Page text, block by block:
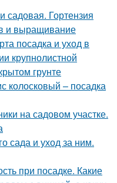
садовая. Гортензия
и выращивание
посадка и уход в
крупнолистной
грунте
колосковый – посадка
на садовом участке.
сада и уход за ним.
при посадке. Какие